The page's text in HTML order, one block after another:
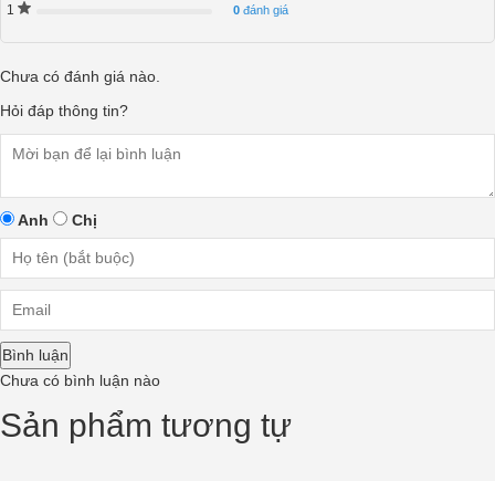
1 0 đánh giá
Chưa có đánh giá nào.
Hỏi đáp thông tin?
Anh Chị
Bình luận
Chưa có bình luận nào
Sản phẩm tương tự